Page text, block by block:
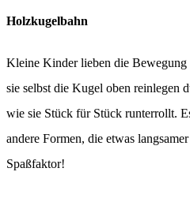
Holzkugelbahn
Kleine Kinder lieben die Bewegung
sie selbst die Kugel oben reinlegen
wie sie Stück für Stück runterrollt.
andere Formen, die etwas
Spaßfaktor!